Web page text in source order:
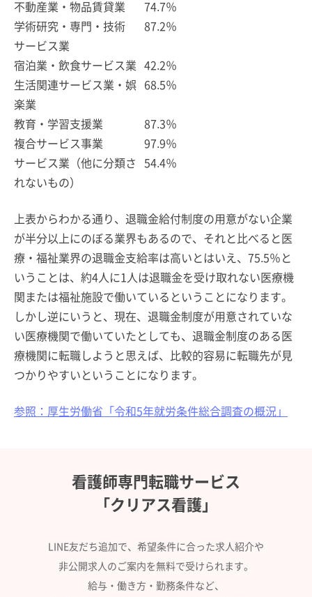
不動産業・物品賃貸業
74.7％
学術研究・専門・技術
サービス業
87.2％
宿泊業・飲食サービス業 42.2％
生活関連サービス業・娯
楽業
68.5％
教育・学習支援業
87.3％
複合サービス事業
97.9％
サービス業（他に分類さ
れないもの）
54.4％
上表からわかる通り、退職金給付制度の用意がない企業
が半分以上にのぼる業界もあるので、それと比べると医
療・福祉業界の退職金支給率は高いとはいえ、75.5％と
いうことは、約4人に1人は退職金を受け取れない医療機
関または福祉施設で働いているということになります。
しかし逆にいうと、現在、退職金制度が用意されていな
い医療機関で働いていたとしても、退職金制度のある医
療機関に転職しようと思えば、比較的容易に転職先が見
つかりやすいということになります。
参照：厚生労働省「令和5年就労条件総合調査の概況」
看護師専門転職サービス
「クリアス看護」
LINE友だち追加で、希望条件に合った求人紹介や
非公開求人のご案内を無料で受けられます。
給与・働き方・勤務条件など、